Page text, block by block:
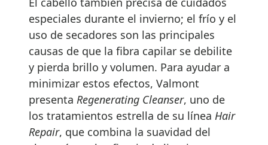
especiales durante el invierno; el frío y el
uso de secadores son las principales
causas de que la fibra capilar se debilite
y pierda brillo y volumen. Para ayudar a
minimizar estos efectos, Valmont
presenta Regenerating Cleanser, uno de
los tratamientos estrella de su línea Hair
Repair, que combina la suavidad del